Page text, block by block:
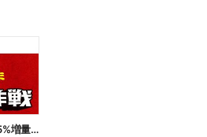
【おトク】お値段そのまま!45%増量作戦!